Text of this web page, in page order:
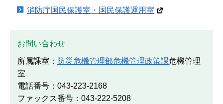
消防庁国民保護室・国民保護運用室
お問い合わせ
所属課室： 防災危機管理部危機管理政策課危機管理
室
電話番号：043-223-2168
ファックス番号：043-222-5208